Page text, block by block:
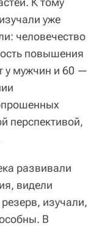
уже
человечество
повышения
у мужчин и 60 —
перспективой,
развивали
видели
изучали,
В